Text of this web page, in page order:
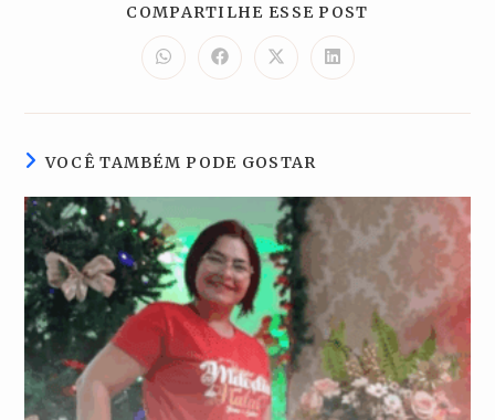
COMPARTILHE ESSE POST
Abre
em
nova
Abre
em
nova
Abre
em
nova
Abre
em
nova
VOCÊ TAMBÉM PODE GOSTAR